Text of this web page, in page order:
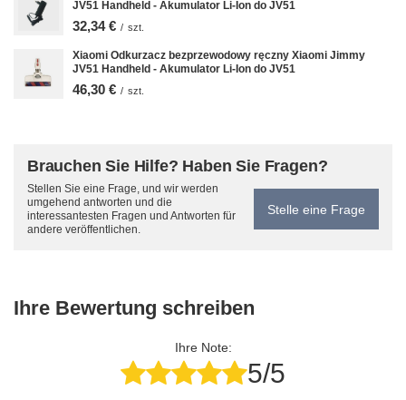
JV51 Handheld - Akumulator Li-Ion do JV51
32,34 € / szt.
Xiaomi Odkurzacz bezprzewodowy ręczny Xiaomi Jimmy
JV51 Handheld - Akumulator Li-Ion do JV51
46,30 € / szt.
Brauchen Sie Hilfe? Haben Sie Fragen?
Stellen Sie eine Frage, und wir werden
umgehend antworten und die
interessantesten Fragen und Antworten für
andere veröffentlichen.
Stelle eine Frage
Ihre Bewertung schreiben
Ihre Note:
5/5